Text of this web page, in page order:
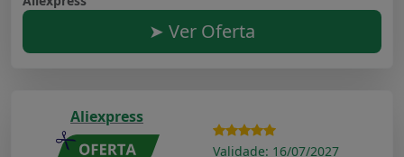
➤ Ver Oferta
Aliexpress
Validade: 16/07/2027